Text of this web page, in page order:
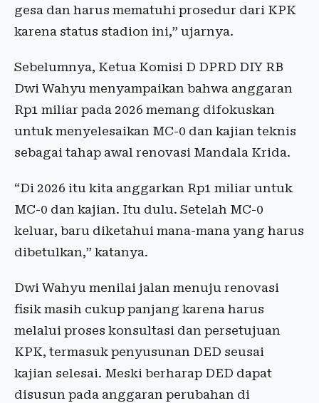
gesa dan harus mematuhi prosedur dari KPK
karena status stadion ini,” ujarnya.
Sebelumnya, Ketua Komisi D DPRD DIY RB
Dwi Wahyu menyampaikan bahwa anggaran
Rp1 miliar pada 2026 memang difokuskan
untuk menyelesaikan MC-0 dan kajian teknis
sebagai tahap awal renovasi Mandala Krida.
“Di 2026 itu kita anggarkan Rp1 miliar untuk
MC-0 dan kajian. Itu dulu. Setelah MC-0
keluar, baru diketahui mana-mana yang harus
dibetulkan,” katanya.
Dwi Wahyu menilai jalan menuju renovasi
fisik masih cukup panjang karena harus
melalui proses konsultasi dan persetujuan
KPK, termasuk penyusunan DED seusai
kajian selesai. Meski berharap DED dapat
disusun pada anggaran perubahan di